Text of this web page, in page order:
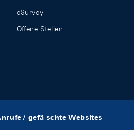
eSurvey
Offene Stellen
/ gefälschte Websites